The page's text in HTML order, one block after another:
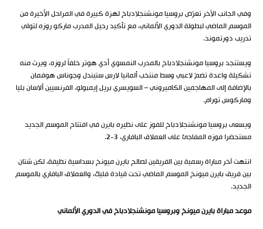
وفي الجانب الآخر تعرّض بروسيا مونشنجلادباخ لهزة كبيرة في المراحل الأخيرة من
الموسم الماضي لبطولة الدوري الألماني، مع تأكيد رحيل المدرب ماركو روزه لتولي
تدريب دورتموند.
ويستنجد بروسيا مونشنجلادباخ بالمدرب النمسوي أدي هوتر خلفاً لروزه، ويرث منه
تشكيلة واعدة تضمّ لاعبي وسط منتخب ألمانيا لارس ستيندل وجوناس هوفمان
بالإضافة إلى المهاجمين الكاميروني – السويسري بريل إيمبولو، الفرنسيين ألاسان بليا
وماركوس تورام.
ويسعى بروسيا مونشنجلادباخ للفوز على نظيره بايرن في افتتاح الموسم الجديد
مستحضرا فوزه المفاجئ على العملاق البافاري، 3-2.
انتهت آخر مباراة رسمية بين الفريقين لصالح بايرن ميونخ بسداسية نظيفة، لكن شتان
بين فريق بايرن ميونخ الموسم الماضي تحت قيادة فليك، والعملاق البافاري بالموسم
الجديد.
موعد مباراة بايرن ميونخ وبروسيا مونشنجلادباخ في الدوري الألماني